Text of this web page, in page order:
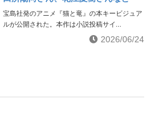
宝島社発のアニメ『猫と竜』の本キービジュア
ルが公開された。本作は小説投稿サイ...
2026/06/24